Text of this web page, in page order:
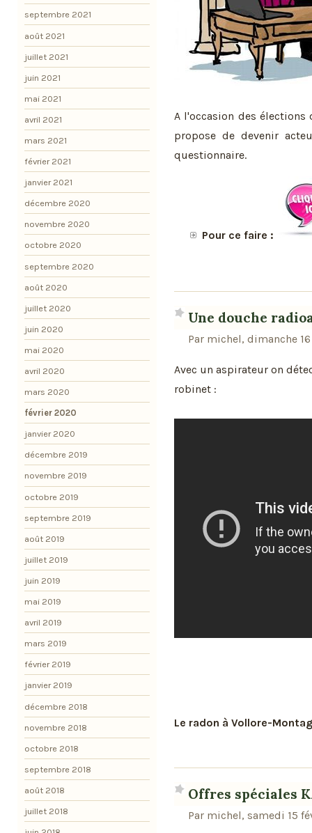
A l'occasion des élections
propose de devenir
questionnaire.
Pour ce faire :
Une douche
Par michel, dimanche
Avec un aspirateur on
robinet :
Le radon à Vollore-
Offres spéciales
Par michel, samedi 15
septembre 2021
août 2021
juillet 2021
juin 2021
mai 2021
avril 2021
mars 2021
février 2021
janvier 2021
décembre 2020
novembre 2020
octobre 2020
septembre 2020
août 2020
juillet 2020
juin 2020
mai 2020
avril 2020
mars 2020
février 2020
janvier 2020
décembre 2019
novembre 2019
octobre 2019
septembre 2019
août 2019
juillet 2019
juin 2019
mai 2019
avril 2019
mars 2019
février 2019
janvier 2019
décembre 2018
novembre 2018
octobre 2018
septembre 2018
août 2018
juillet 2018